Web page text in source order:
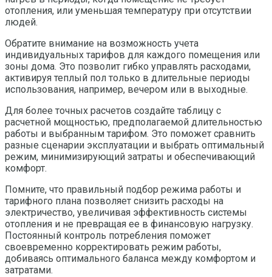
отопления, или уменьшая температуру при отсутствии
людей.
Обратите внимание на возможность учета
индивидуальных тарифов для каждого помещения или
зоны дома. Это позволит гибко управлять расходами,
активируя теплый пол только в длительные периоды
использования, например, вечером или в выходные.
Для более точных расчетов создайте таблицу с
расчетной мощностью, предполагаемой длительностью
работы и выбранным тарифом. Это поможет сравнить
разные сценарии эксплуатации и выбрать оптимальный
режим, минимизирующий затраты и обеспечивающий
комфорт.
Помните, что правильный подбор режима работы и
тарифного плана позволяет снизить расходы на
электричество, увеличивая эффективность системы
отопления и не превращая ее в финансовую нагрузку.
Постоянный контроль потребления поможет
своевременно корректировать режим работы,
добиваясь оптимального баланса между комфортом и
затратами.